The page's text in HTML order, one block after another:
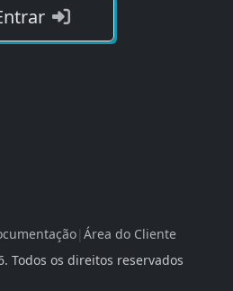
| Área do Cliente
. Todos os direitos reservados